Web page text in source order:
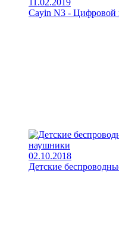
Cayin N3 -
02.10.2018
Детские